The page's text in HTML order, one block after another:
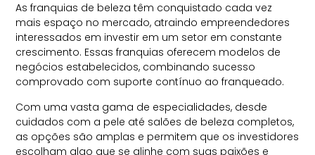
As franquias de beleza têm conquistado cada vez
mais espaço no mercado, atraindo empreendedores
interessados em investir em um setor em constante
crescimento. Essas franquias oferecem modelos de
negócios estabelecidos, combinando sucesso
comprovado com suporte contínuo ao franqueado.
Com uma vasta gama de especialidades, desde
cuidados com a pele até salões de beleza completos,
as opções são amplas e permitem que os investidores
escolham algo que se alinhe com suas paixões e